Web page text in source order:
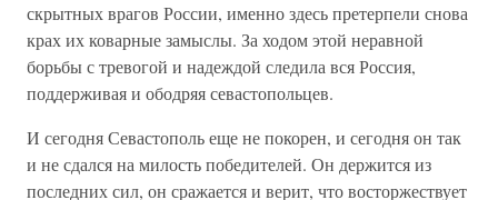
скрытных врагов России, именно здесь претерпели снова
крах их коварные замыслы. За ходом этой неравной
борьбы с тревогой и надеждой следила вся Россия,
поддерживая и ободряя севастопольцев.
И сегодня Севастополь еще не покорен, и сегодня он так
и не сдался на милость победителей. Он держится из
последних сил, он сражается и верит, что восторжествует